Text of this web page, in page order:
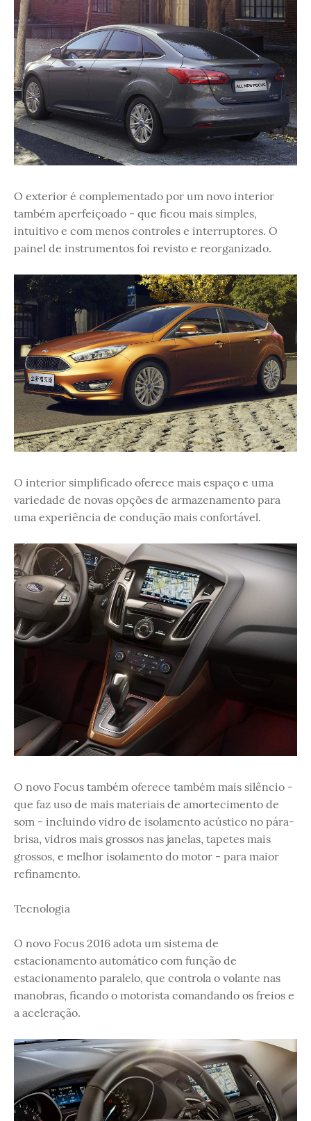
O exterior é complementado por um novo interior
também aperfeiçoado - que ficou mais simples,
intuitivo e com menos controles e interruptores. O
painel de instrumentos foi revisto e reorganizado.
O interior simplificado oferece mais espaço e uma
variedade de novas opções de armazenamento para
uma experiência de condução mais confortável.
O novo Focus também oferece também mais silêncio -
que faz uso de mais materiais de amortecimento de
som - incluindo vidro de isolamento acústico no pára-
brisa, vidros mais grossos nas janelas, tapetes mais
grossos, e melhor isolamento do motor - para maior
refinamento.
Tecnologia
O novo Focus 2016 adota um sistema de
estacionamento automático com função de
estacionamento paralelo, que controla o volante nas
manobras, ficando o motorista comandando os freios e
a aceleração.